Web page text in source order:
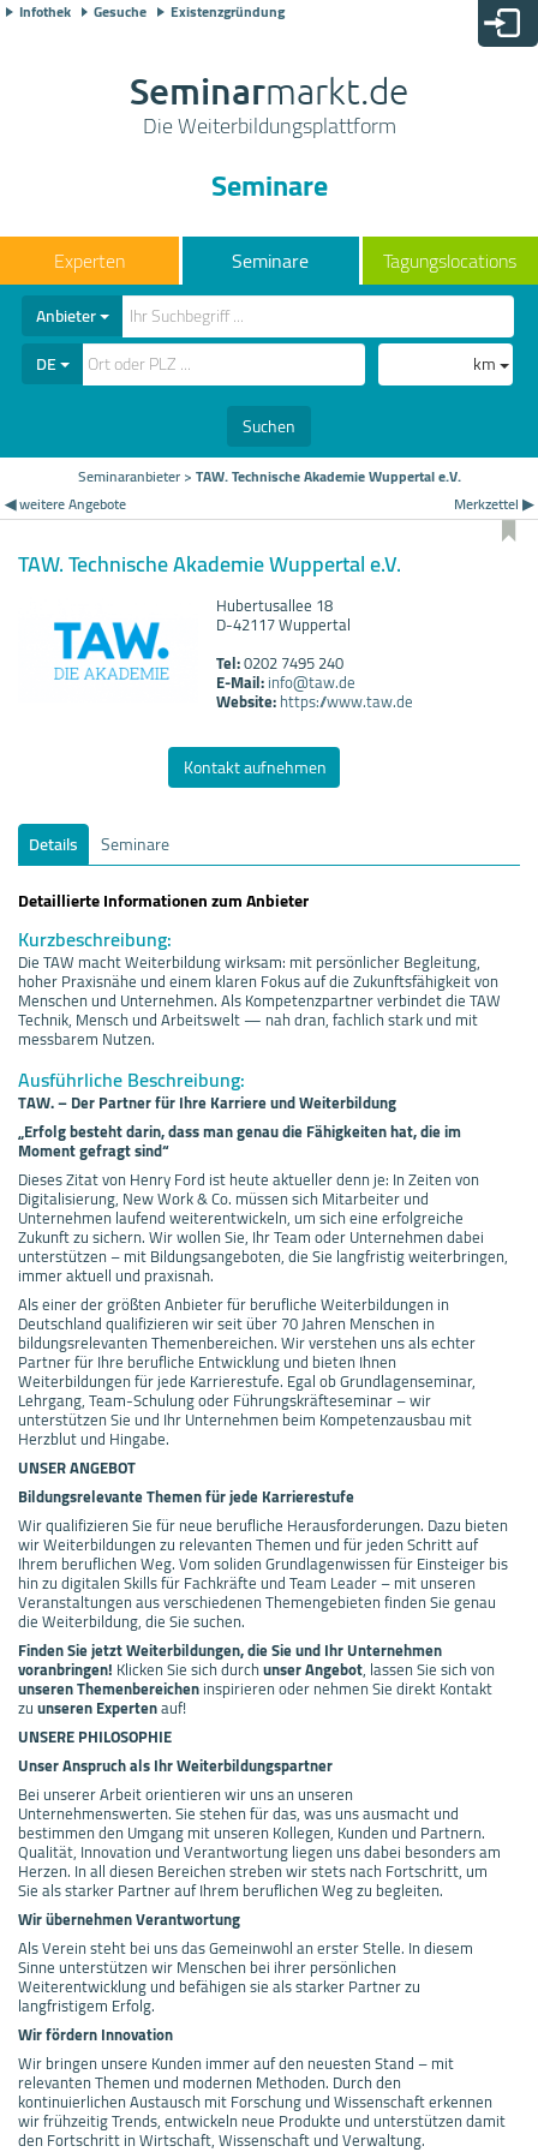
Infothek Gesuche Existenzgründung
Seminarmarkt.de
Die Weiterbildungsplattform
Seminare
Seminare Tagungslocations
Anbieter
DE
km
Suchen
Seminaranbieter>TAW. Technische Akademie Wuppertal e.V.
◀ weitere Angebote
Merkzettel ▶
TAW. Technische Akademie Wuppertal e.V.
Hubertusallee 18
D-42117 Wuppertal
Tel:0202 7495 240
E-Mail:info@taw.de
Website:https://www.taw.de
Kontakt aufnehmen
Details
Seminare
Detaillierte Informationen zum Anbieter
Kurzbeschreibung:
Die TAW macht Weiterbildung wirksam: mit persönlicher Begleitung,
hoher Praxisnähe und einem klaren Fokus auf die Zukunftsfähigkeit von
Menschen und Unternehmen. Als Kompetenzpartner verbindet die TAW
Technik, Mensch und Arbeitswelt — nah dran, fachlich stark und mit
messbarem Nutzen.
Ausführliche Beschreibung:
TAW. –Der Partner für Ihre Karriere und Weiterbildung
„Erfolg besteht darin, dass man genau die Fähigkeiten hat, die im
Moment gefragt sind“
Dieses Zitat von Henry Ford ist heute aktueller denn je: In Zeiten von
Digitalisierung, New Work & Co. müssen sich Mitarbeiter und
Unternehmen laufend weiterentwickeln, um sich eine erfolgreiche
Zukunft zu sichern. Wir wollen Sie, Ihr Team oder Unternehmen dabei
unterstützen – mit Bildungsangeboten, die Sie langfristig weiterbringen,
immer aktuell und praxisnah.
Als einer der größten Anbieter für berufliche Weiterbildungen in
Deutschland qualifizieren wir seit über 70 Jahren Menschen in
bildungsrelevanten Themenbereichen. Wir verstehen uns als echter
Partner für Ihre berufliche Entwicklung und bieten Ihnen
Weiterbildungen für jede Karrierestufe. Egal ob Grundlagenseminar,
Lehrgang, Team-Schulung oder Führungskräfteseminar – wir
unterstützen Sie und Ihr Unternehmen beim Kompetenzausbau mit
Herzblut und Hingabe.
UNSER ANGEBOT
Bildungsrelevante Themen für jede Karrierestufe
Wir qualifizieren Sie für neue berufliche Herausforderungen. Dazu bieten
wir Weiterbildungen zu relevanten Themen und für jeden Schritt auf
Ihrem beruflichen Weg. Vom soliden Grundlagenwissen für Einsteiger bis
hin zu digitalen Skills für Fachkräfte und Team Leader – mit unseren
Veranstaltungen aus verschiedenen Themengebieten finden Sie genau
die Weiterbildung, die Sie suchen.
Finden Sie jetzt Weiterbildungen, die Sie und Ihr Unternehmen
voranbringen! Klicken Sie sich durchunser Angebot, lassen Sie sich von
unseren Themenbereicheninspirieren oder nehmen Sie direkt Kontakt
zuunseren Expertenauf!
UNSERE PHILOSOPHIE
Unser Anspruch als Ihr Weiterbildungspartner
Bei unserer Arbeit orientieren wir uns an unseren
Unternehmenswerten. Sie stehen für das, was uns ausmacht und
bestimmen den Umgang mit unseren Kollegen, Kunden und Partnern.
Qualität, Innovation und Verantwortung liegen uns dabei besonders am
Herzen. In all diesen Bereichen streben wir stets nach Fortschritt, um
Sie als starker Partner auf Ihrem beruflichen Weg zu begleiten.
Wir übernehmen Verantwortung
Als Verein steht bei uns das Gemeinwohl an erster Stelle. In diesem
Sinne unterstützen wir Menschen bei ihrer persönlichen
Weiterentwicklung und befähigen sie als starker Partner zu
langfristigem Erfolg.
Wir fördern Innovation
Wir bringen unsere Kunden immer auf den neuesten Stand – mit
relevanten Themen und modernen Methoden. Durch den
kontinuierlichen Austausch mit Forschung und Wissenschaft erkennen
wir frühzeitig Trends, entwickeln neue Produkte und unterstützen damit
den Fortschritt in Wirtschaft, Wissenschaft und Verwaltung.